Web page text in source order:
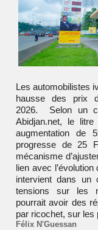
Les automobilistes ivoiriens devront faire face à une nouvelle
hausse des prix
2026. Selon un
Abidjan.net, le
augmentation de
progresse de 25
mécanisme
lien avec
intervient dans un
tensions sur les
pourrait avoir des
par ricochet, sur
Félix N'Guessan